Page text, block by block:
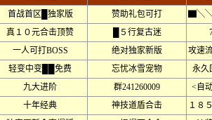
首战首区█独家版 赞助礼包可打
▇╲╲
真１０元合击顶赞 █５行复古迷
一人可打BOSS 绝对独家新版
攻速
轻变中变██免费 忘忧冰雪宠物
永
九大进阶 群241260009
<自
十年经典 神技道盾合击
１８